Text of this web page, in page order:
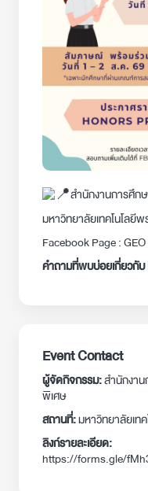
สำนักงานการศึก
มหาวิทยาลัยเทคโนโลยี
Facebook Page :
คำถามที่พบบ่อยเกี่ยวกั
Event Contact
ผู้จัดกิจกรรม:สำนักงา
พิเศษ
สถานที่:มหาวิทยาลัยเท
ลิงก์รายละเอียด:
https://forms.gle/